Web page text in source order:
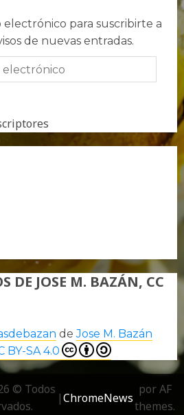
para suscribirte a
de nuevas entradas.
DE JOSE M. BAZÁN, CC
deJose M. Bazán
BY-SA 4.0
© Todos
|ChromeNews
por AF
themes.